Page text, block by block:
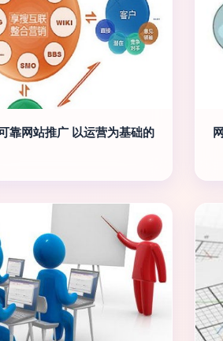
靠网站推广 以运营为基础的